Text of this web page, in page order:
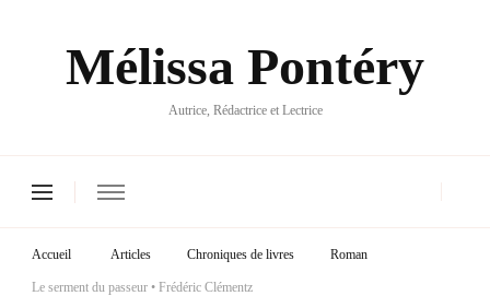
Mélissa Pontéry
Autrice, Rédactrice et Lectrice
Accueil Articles Chroniques de livres Roman
Le serment du passeur • Frédéric Clémentz